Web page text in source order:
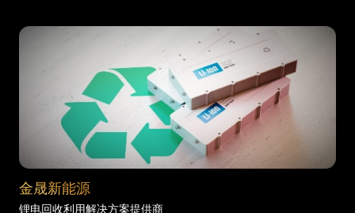
金晟新能源
锂电回收利用解决方案提供商